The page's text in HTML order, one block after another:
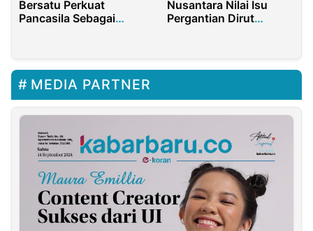
Bersatu Perkuat
Pancasila Sebagai
Nusantara Nilai Isu
Pergantian Dirut
MEDIA PARTNER